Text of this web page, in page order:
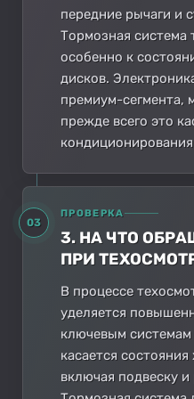
передние рычаги и
Тормозная система
особенно к
дисков.
премиум-сегмента,
прежде всего это
03
ПРОВЕРКА
3. НА ЧТО
ПРИ
В процессе
уделяется
ключевым
касается
включая подвеску